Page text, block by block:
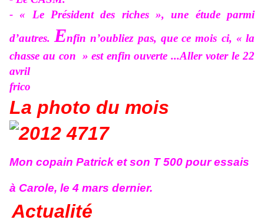
- « Le Président des riches », une étude parmi
d’autres.Enfin n’oubliez pas, que ce mois ci, « la
chasse au con » est enfin ouverte ...Aller voter le 22
avril
frico
La photo du mois
Mon copain Patrick et son T 500 pour essais
à Carole, le 4 mars dernier.
Actualité